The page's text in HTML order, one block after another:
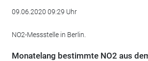
09.06.2020 09:29 Uhr
NO2-Messstelle in Berlin.
Monatelang bestimmte NO2 aus